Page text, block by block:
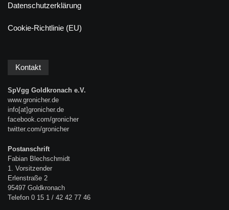
Datenschutzerklärung
Cookie-Richtlinie (EU)
Kontakt
SpVgg Goldkronach e.V.
www.gronicher.de
info[at]gronicher.de
facebook.com/gronicher
twitter.com/gronicher
Postanschrift
Fabian Blechschmidt
1. Vorsitzender
Erlenstraße 2
95497 Goldkronach
Telefon 0 15 1 / 42 42 77 46